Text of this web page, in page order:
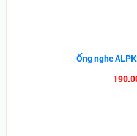
Ống nghe